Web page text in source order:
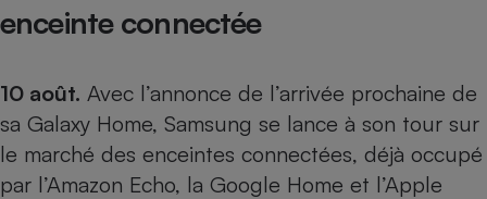
enceinte connectée
10 août. Avec l’annonce de l’arrivée prochaine de
sa Galaxy Home, Samsung se lance à son tour sur
le marché des enceintes connectées, déjà occupé
par l’Amazon Echo, la Google Home et l’Apple